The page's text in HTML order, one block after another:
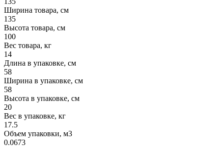
Ширина товара, см
135
Высота товара, см
100
Вес товара, кг
14
Длина в упаковке, см
58
Ширина в упаковке, см
58
Высота в упаковке, см
20
Вес в упаковке, кг
17.5
Объем упаковки, м3
0.0673